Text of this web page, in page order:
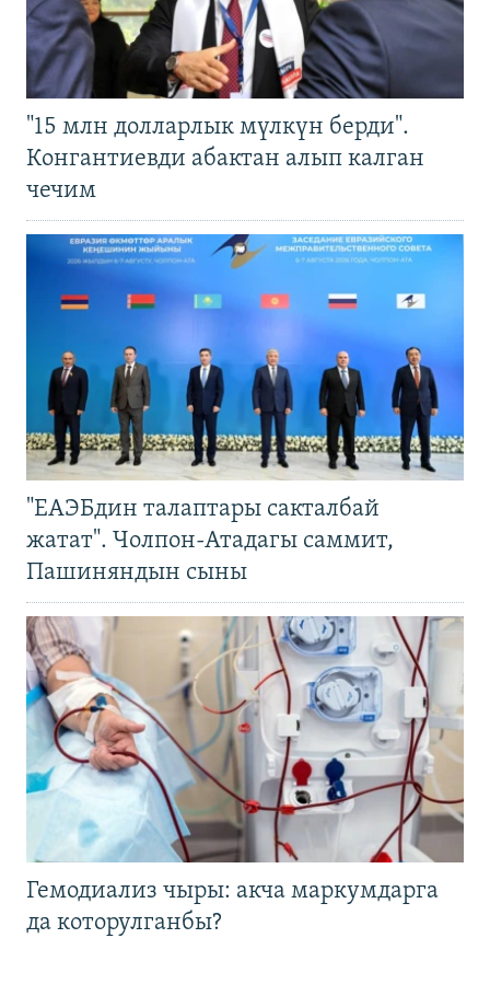
"15 млн долларлык мүлкүн берди".
Конгантиевди абактан алып калган
чечим
"ЕАЭБдин талаптары сакталбай
жатат". Чолпон-Атадагы саммит,
Пашиняндын сыны
Гемодиализ чыры: акча маркумдарга
да которулганбы?